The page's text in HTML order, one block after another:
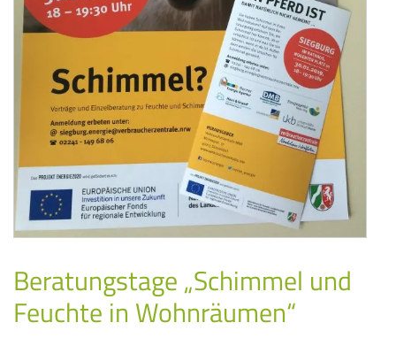
Beratungstage „Schimmel und
Feuchte in Wohnräumen“